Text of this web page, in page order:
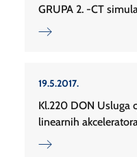
GRUPA 2. -CT
19.5.2017.
Kl.220 DON Usluga
linearnih